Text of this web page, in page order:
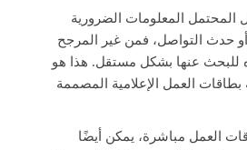
المحتمل المعلومات الضرورية
أو حدث التواصل، فمن غير المرجح
للبحث عنها بشكل مستقل. هذا هو
بطاقات العمل الإعلامية المصممة
العمل مباشرة، يمكن أيضًا